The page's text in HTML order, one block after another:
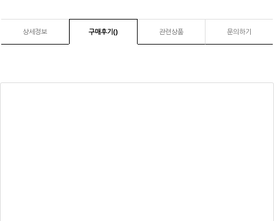
상세정보 구매후기() 관련상품 문의하기